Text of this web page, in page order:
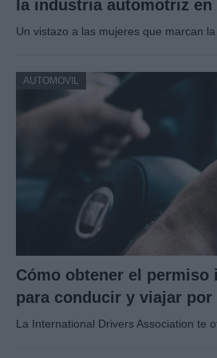
la industria automotriz en
Un vistazo a las mujeres que marcan
AUTOMOVIL
Cómo obtener el permiso
para conducir y viajar
La International Drivers Association te